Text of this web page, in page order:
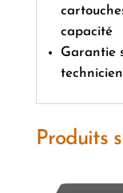
capacité
Garantie
Produits